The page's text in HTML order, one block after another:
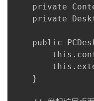
private
private
public
    }